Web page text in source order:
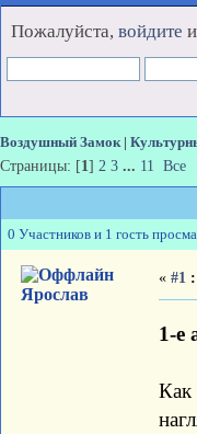
Пожалуйста, войдите
Воздушный Замок|
Страницы: [1] 2 3 ... 11 Все
0 Участников и 1 гость
Ярослав
« #1 :
1-е
Как